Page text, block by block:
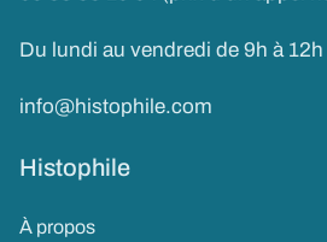
Du lundi au vendredi de 9h à 12h
info@histophile.com
Histophile
À propos